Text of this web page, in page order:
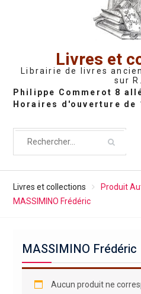
Livres et
Librairie de livres
sur
Livres et collections
Produit
MASSIMINO Frédéric
MASSIMINO Frédéric
Aucun produit ne